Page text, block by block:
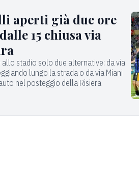
aperti già due ore
15 chiusa via
allo stadio solo due alternative: da via
lungo la strada o da via Miani
nel posteggio della Risiera